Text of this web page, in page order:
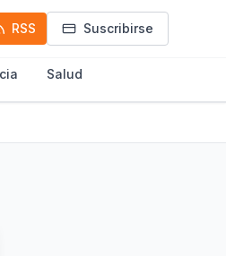
RSS Suscribirse
Salud